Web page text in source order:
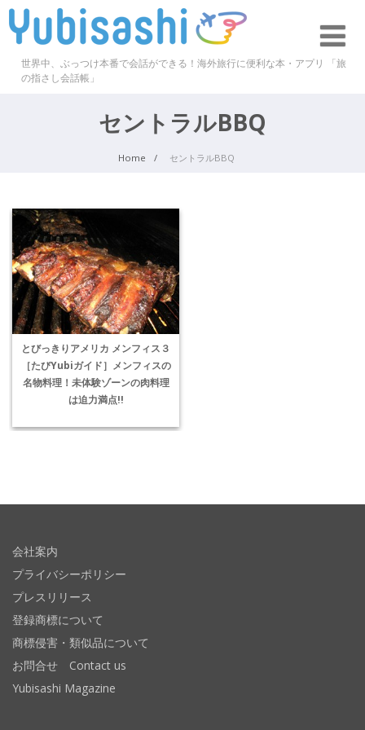
世界中、ぶっつけ本番で会話ができる！海外旅行に便利な本・アプリ 「旅
の指さし会話帳」
セントラルBBQ
Home セントラルBBQ
とびっきりアメリカ メンフィス３
［たびYubiガイド］メンフィスの
名物料理！未体験ゾーンの肉料理
は迫力満点!!
会社案内
プライバシーポリシー
プレスリリース
登録商標について
商標侵害・類似品について
お問合せ Contact us
Yubisashi Magazine